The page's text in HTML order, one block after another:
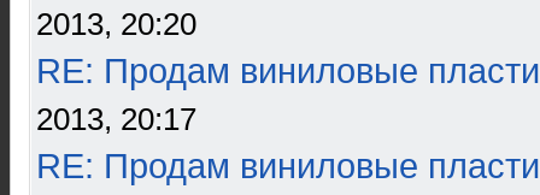
2013, 20:20
RE: Продам виниловые
2013, 20:17
RE: Продам виниловые